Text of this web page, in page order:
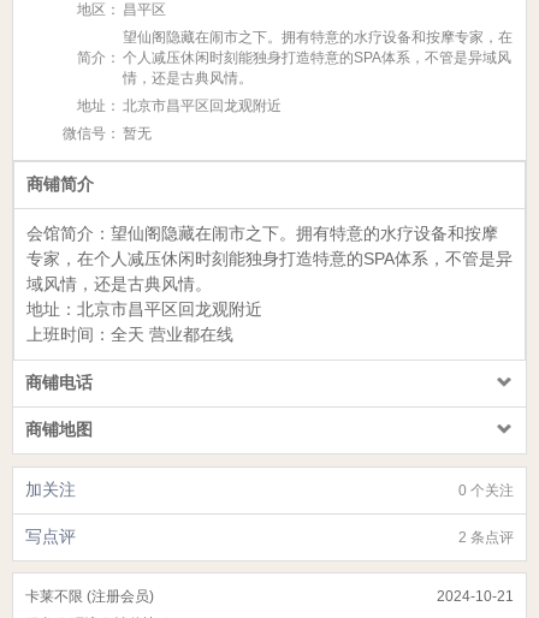
地区： 昌平区
简介：
望仙阁隐藏在闹市之下。拥有特意的水疗设备和按摩专家，在
个人减压休闲时刻能独身打造特意的SPA体系，不管是异域风
情，还是古典风情。
地址： 北京市昌平区回龙观附近
微信号： 暂无
商铺简介
会馆简介：望仙阁隐藏在闹市之下。拥有特意的水疗设备和按摩
专家，在个人减压休闲时刻能独身打造特意的SPA体系，不管是异
域风情，还是古典风情。
地址： 北京市昌平区回龙观附近
上班时间：全天 营业都在线
商铺电话
商铺地图
0 个关注
加关注
2 条点评
写点评
2024-10-21
卡莱不限 (注册会员)